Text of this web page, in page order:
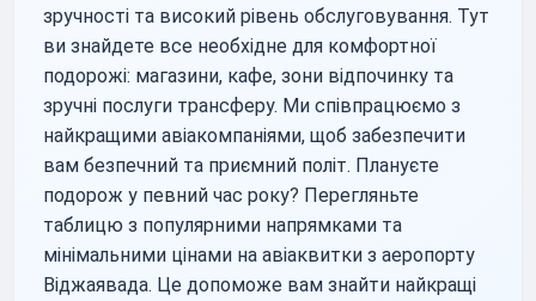
зручності та високий рівень обслуговування. Тут
ви знайдете все необхідне для комфортної
подорожі: магазини, кафе, зони відпочинку та
зручні послуги трансферу. Ми співпрацюємо з
найкращими авіакомпаніями, щоб забезпечити
вам безпечний та приємний політ. Плануєте
подорож у певний час року? Перегляньте
таблицю з популярними напрямками та
мінімальними цінами на авіаквитки з аеропорту
Віджаявада. Це допоможе вам знайти найкращі